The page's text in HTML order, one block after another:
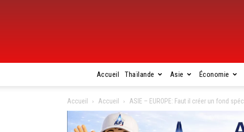
Accueil Thaïlande Asie Économie
Accueil Accueil ASIE – EUROPE: Faut il créer un fond